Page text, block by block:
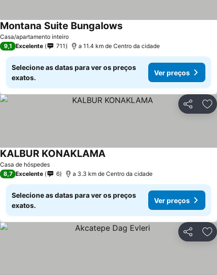
Casa/apartamento inteiro
Montana Suite Bungalows
9,1 Excelente 711 a 11.4 km de Centro da cidade
Selecione as datas para ver os preços
exatos.
Ver preços
Partilhar
Casa de hóspedes
KALBUR KONAKLAMA
8,7 Excelente 6 a 3.3 km de Centro da cidade
Selecione as datas para ver os preços
exatos.
Ver preços
Partilhar